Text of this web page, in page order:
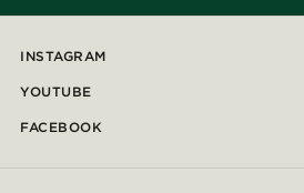
INSTAGRAM
YOUTUBE
FACEBOOK